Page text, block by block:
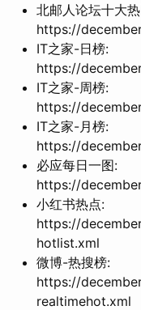
北邮人论坛十大
https://
IT之家-日榜:
https://
IT之家-周榜:
https://
IT之家-月榜:
https://
必应每日一图:
https://
小红书热点:
https://
hotlist.xml
微博-热搜榜:
https://
realtimehot.xml